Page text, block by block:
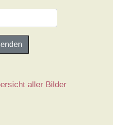
aller Bilder